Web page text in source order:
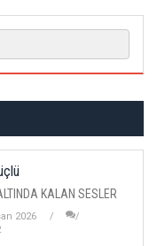
KALAN SESLER
2026